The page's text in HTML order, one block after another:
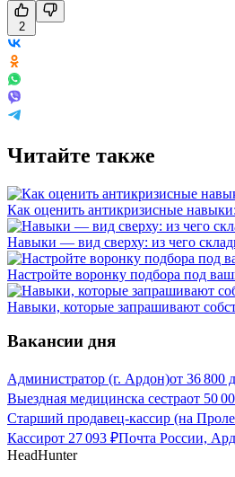
2
Читайте также
Как оценить антикризисные
Навыки — вид сверху: из чего
Настройте воронку подбора под
Навыки, которые запрашивают
Вакансии дня
Администратор (г. Ардон)от 36 800
Выездная медицинска сестраот 50
Старший продавец-кассир (на
Кассирот 27 093 ₽Почта России,
HeadHunter